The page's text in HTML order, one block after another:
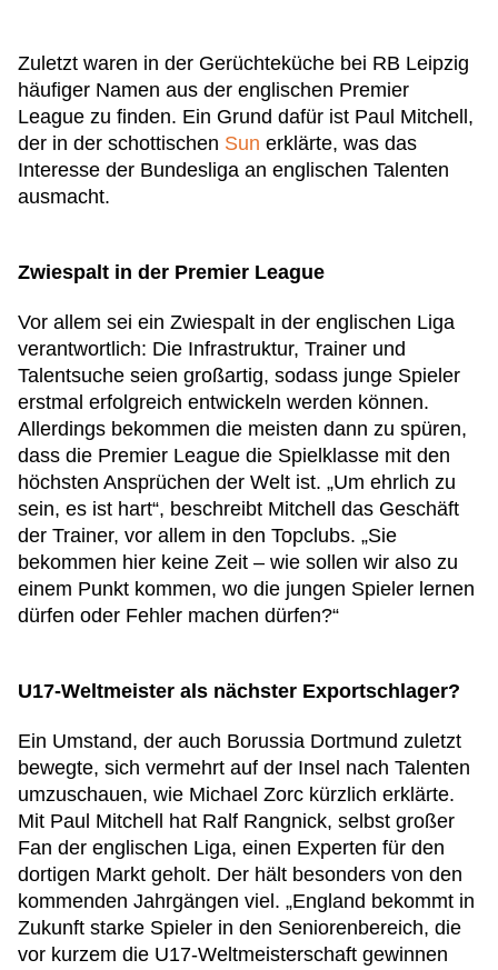
Zuletzt waren in der Gerüchteküche bei RB Leipzig
häufiger Namen aus der englischen Premier
League zu finden. Ein Grund dafür ist Paul Mitchell,
der in der schottischen Sun erklärte, was das
Interesse der Bundesliga an englischen Talenten
ausmacht.
Zwiespalt in der Premier League
Vor allem sei ein Zwiespalt in der englischen Liga
verantwortlich: Die Infrastruktur, Trainer und
Talentsuche seien großartig, sodass junge Spieler
erstmal erfolgreich entwickeln werden können.
Allerdings bekommen die meisten dann zu spüren,
dass die Premier League die Spielklasse mit den
höchsten Ansprüchen der Welt ist. „Um ehrlich zu
sein, es ist hart“, beschreibt Mitchell das Geschäft
der Trainer, vor allem in den Topclubs. „Sie
bekommen hier keine Zeit – wie sollen wir also zu
einem Punkt kommen, wo die jungen Spieler lernen
dürfen oder Fehler machen dürfen?“
U17-Weltmeister als nächster Exportschlager?
Ein Umstand, der auch Borussia Dortmund zuletzt
bewegte, sich vermehrt auf der Insel nach Talenten
umzuschauen, wie Michael Zorc kürzlich erklärte.
Mit Paul Mitchell hat Ralf Rangnick, selbst großer
Fan der englischen Liga, einen Experten für den
dortigen Markt geholt. Der hält besonders von den
kommenden Jahrgängen viel. „England bekommt in
Zukunft starke Spieler in den Seniorenbereich, die
vor kurzem die U17-Weltmeisterschaft gewinnen